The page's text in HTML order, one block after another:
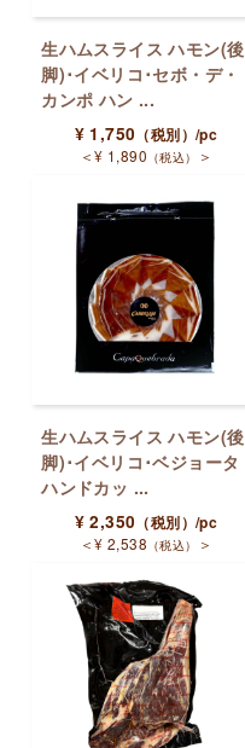
生ハムスライス ハモン(後
脚)･イベリコ･セボ・デ・
カンポ ハン ...
¥ 1,750 （税別）/pc
＜¥ 1,890 （税込） ＞
生ハムスライス ハモン(後
脚)･イベリコ･ベジョータ
ハンドカッ ...
¥ 2,350 （税別）/pc
＜¥ 2,538 （税込） ＞